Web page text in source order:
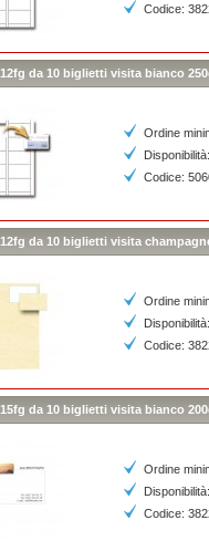
Codice:
da 10 biglietti visita bianco
Ordine
Codice:
da 10 biglietti visita
Ordine
Codice:
da 10 biglietti visita bianco
Ordine
Codice: